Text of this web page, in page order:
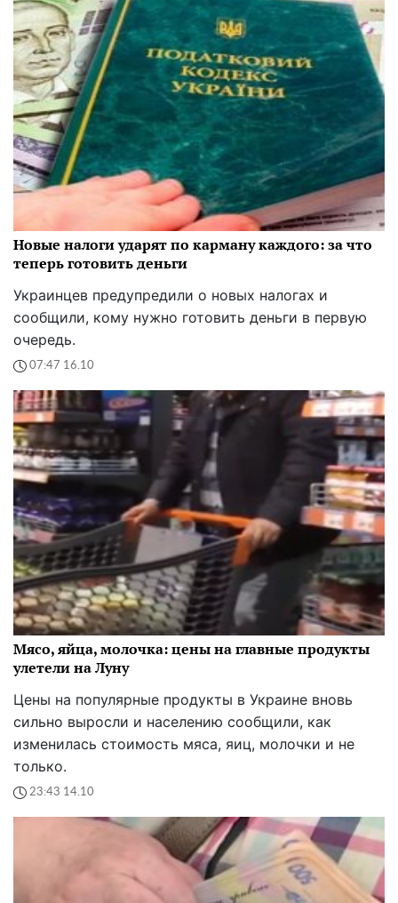
Новые налоги ударят по карману каждого: за что
теперь готовить деньги
Украинцев предупредили о новых налогах и
сообщили, кому нужно готовить деньги в первую
очередь.
07:47 16.10
Мясо, яйца, молочка: цены на главные продукты
улетели на Луну
Цены на популярные продукты в Украине вновь
сильно выросли и населению сообщили, как
изменилась стоимость мяса, яиц, молочки и не
только.
23:43 14.10